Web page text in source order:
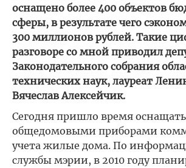
оснащено более 400 объектов
сферы, в результате чего
300 миллионов рублей. Такие
разговоре со мной приводил
Законодательного собрания
технических наук, лауреат
Вячеслав Алексейчик.
Сегодня пришло время оснащать
общедомовыми приборами
учета жилые дома. По
службы мэрии, в 2010 году